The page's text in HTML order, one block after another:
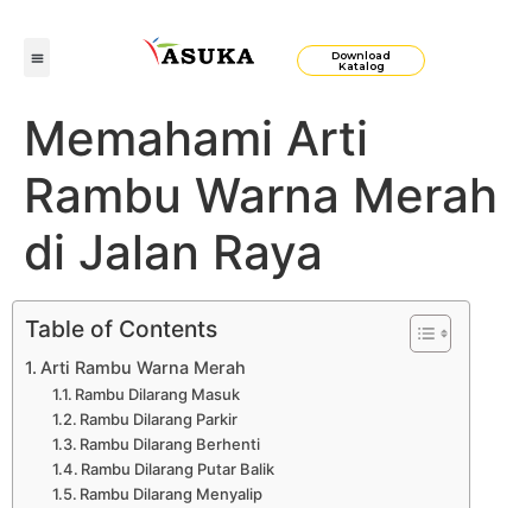
Download
Katalog
Memahami Arti
Rambu Warna Merah
di Jalan Raya
Table of Contents
Arti Rambu Warna Merah
Rambu Dilarang Masuk
Rambu Dilarang Parkir
Rambu Dilarang Berhenti
Rambu Dilarang Putar Balik
Rambu Dilarang Menyalip